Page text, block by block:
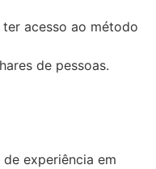
acesso ao método
de pessoas.
experiência em